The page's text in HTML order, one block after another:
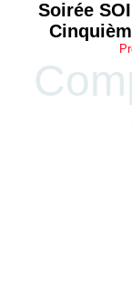
Soirée